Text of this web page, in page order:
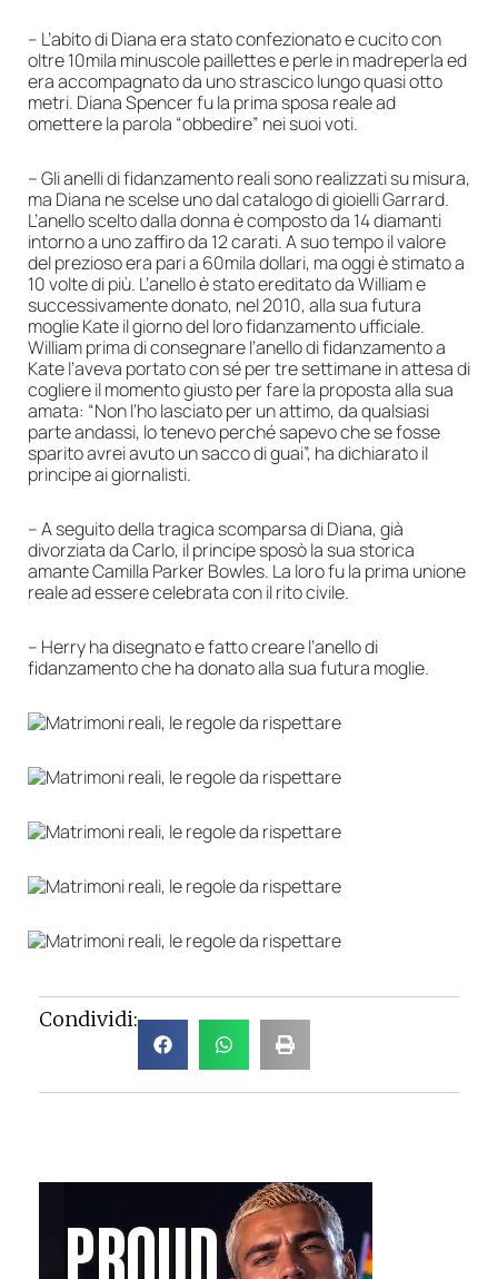
– L’abito di Diana era stato confezionato e cucito con
oltre 10mila minuscole paillettes e perle in madreperla ed
era accompagnato da uno strascico lungo quasi otto
metri. Diana Spencer fu la prima sposa reale ad
omettere la parola “obbedire” nei suoi voti.
– Gli anelli di fidanzamento reali sono realizzati su misura,
ma Diana ne scelse uno dal catalogo di gioielli Garrard.
L’anello scelto dalla donna è composto da 14 diamanti
intorno a uno zaffiro da 12 carati. A suo tempo il valore
del prezioso era pari a 60mila dollari, ma oggi è stimato a
10 volte di più. L’anello è stato ereditato da William e
successivamente donato, nel 2010, alla sua futura
moglie Kate il giorno del loro fidanzamento ufficiale.
William prima di consegnare l’anello di fidanzamento a
Kate l’aveva portato con sé per tre settimane in attesa di
cogliere il momento giusto per fare la proposta alla sua
amata: “Non l’ho lasciato per un attimo, da qualsiasi
parte andassi, lo tenevo perché sapevo che se fosse
sparito avrei avuto un sacco di guai”, ha dichiarato il
principe ai giornalisti.
– A seguito della tragica scomparsa di Diana, già
divorziata da Carlo, il principe sposò la sua storica
amante Camilla Parker Bowles. La loro fu la prima unione
reale ad essere celebrata con il rito civile.
– Herry ha disegnato e fatto creare l’anello di
fidanzamento che ha donato alla sua futura moglie.
Condividi: